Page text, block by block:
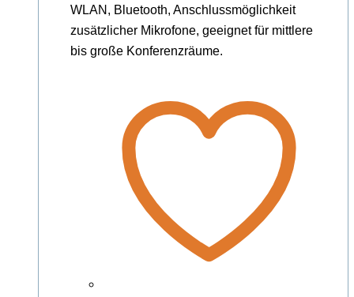
WLAN, Bluetooth, Anschlussmöglichkeit
zusätzlicher Mikrofone, geeignet für mittlere
bis große Konferenzräume.